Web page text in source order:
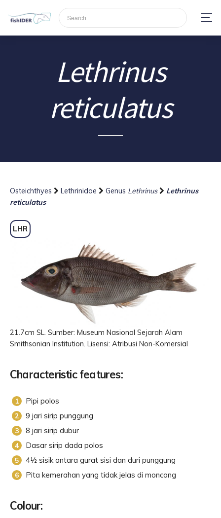
Lethrinus
reticulatus
Osteichthyes Lethrinidae Genus Lethrinus
Lethrinus
reticulatus
LHR
21.7cm SL. Sumber: Museum Nasional Sejarah Alam
Smithsonian Institution. Lisensi: Atribusi Non-Komersial
Characteristic features:
Pipi polos
9 jari sirip punggung
8 jari sirip dubur
Dasar sirip dada polos
4½ sisik antara gurat sisi dan duri punggung
Pita kemerahan yang tidak jelas di moncong
Colour: